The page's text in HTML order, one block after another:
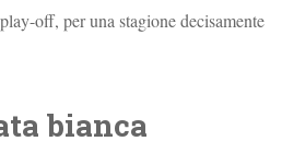
off, per una stagione decisamente
bianca